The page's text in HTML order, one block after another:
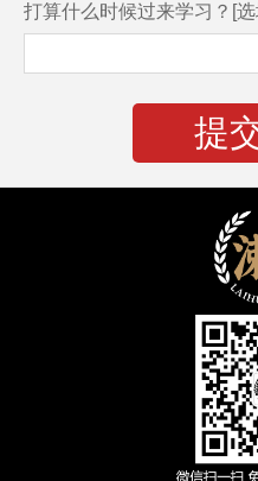
打算什么时候过来学习？[选